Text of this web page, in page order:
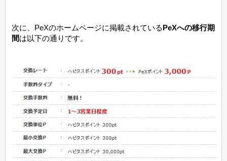
次に、PeXのホームページに掲載されているPeXへの移行期
間は以下の通りです。